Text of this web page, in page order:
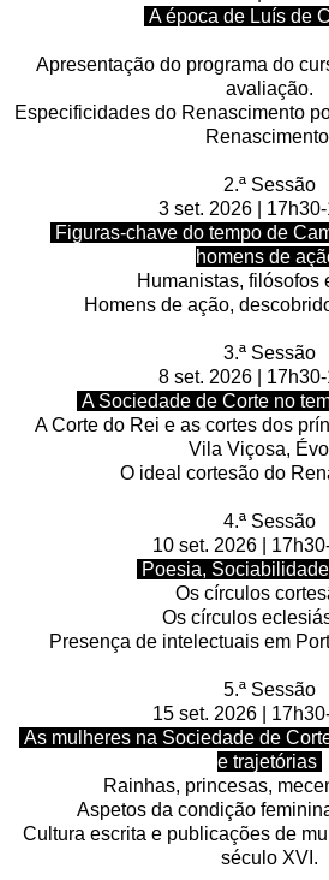
A época de Luís de
Apresentação do programa do
avaliação.
Especificidades do Renascimento
2.ª Sessão
3 set. 2026 |
Figuras-chave do tempo de
homens de
Humanistas, filósofos
Homens de ação,
3.ª Sessão
8 set. 2026 |
A Sociedade de Corte no
A Corte do Rei e as cortes dos
Vila Viçosa,
O ideal cortesão do
4.ª Sessão
10 set. 2026 |
Poesia,
Os círculos
Os círculos
Presença de intelectuais em
5.ª Sessão
15 set. 2026 |
As mulheres na Sociedade de
e trajetórias
Rainhas, princesas,
Aspetos da condição
Cultura escrita e publicações de
século XVI.